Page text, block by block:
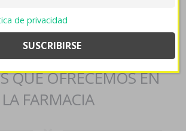
Contenido Aquí->Comprar sildenafil en
QUE OFRECEMOS EN
LA FARMACIA
de privacidad